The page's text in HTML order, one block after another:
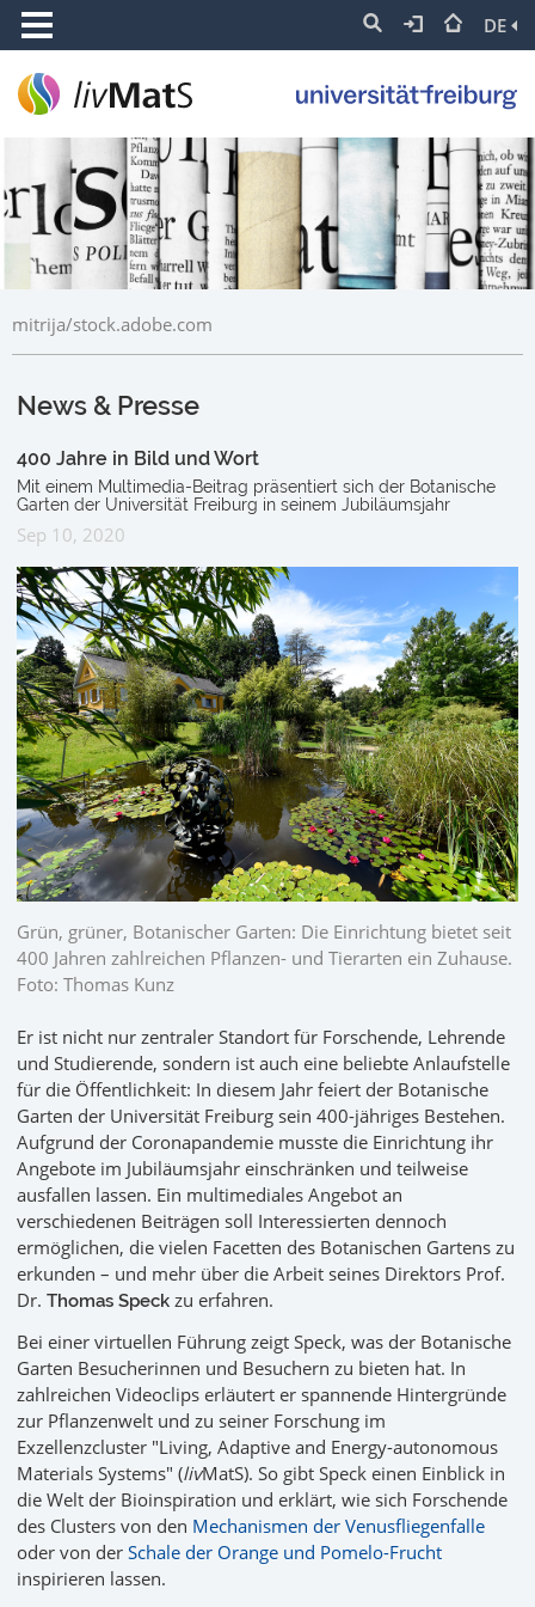
DE
mitrija/stock.adobe.com
News & Presse
400 Jahre in Bild und Wort
Mit einem Multimedia-Beitrag präsentiert sich der Botanische
Garten der Universität Freiburg in seinem Jubiläumsjahr
Sep 10, 2020
Grün, grüner, Botanischer Garten: Die Einrichtung bietet seit
400 Jahren zahlreichen Pflanzen- und Tierarten ein Zuhause.
Foto: Thomas Kunz
Er ist nicht nur zentraler Standort für Forschende, Lehrende
und Studierende, sondern ist auch eine beliebte Anlaufstelle
für die Öffentlichkeit: In diesem Jahr feiert der Botanische
Garten der Universität Freiburg sein 400-jähriges Bestehen.
Aufgrund der Coronapandemie musste die Einrichtung ihr
Angebote im Jubiläumsjahr einschränken und teilweise
ausfallen lassen. Ein multimediales Angebot an
verschiedenen Beiträgen soll Interessierten dennoch
ermöglichen, die vielen Facetten des Botanischen Gartens zu
erkunden – und mehr über die Arbeit seines Direktors Prof.
Dr. Thomas Speck zu erfahren.
Bei einer virtuellen Führung zeigt Speck, was der Botanische
Garten Besucherinnen und Besuchern zu bieten hat. In
zahlreichen Videoclips erläutert er spannende Hintergründe
zur Pflanzenwelt und zu seiner Forschung im
Exzellenzcluster "Living, Adaptive and Energy-autonomous
Materials Systems" (livMatS). So gibt Speck einen Einblick in
die Welt der Bioinspiration und erklärt, wie sich Forschende
des Clusters von den Mechanismen der Venusfliegenfalle
oder von der Schale der Orange und Pomelo-Frucht
inspirieren lassen.